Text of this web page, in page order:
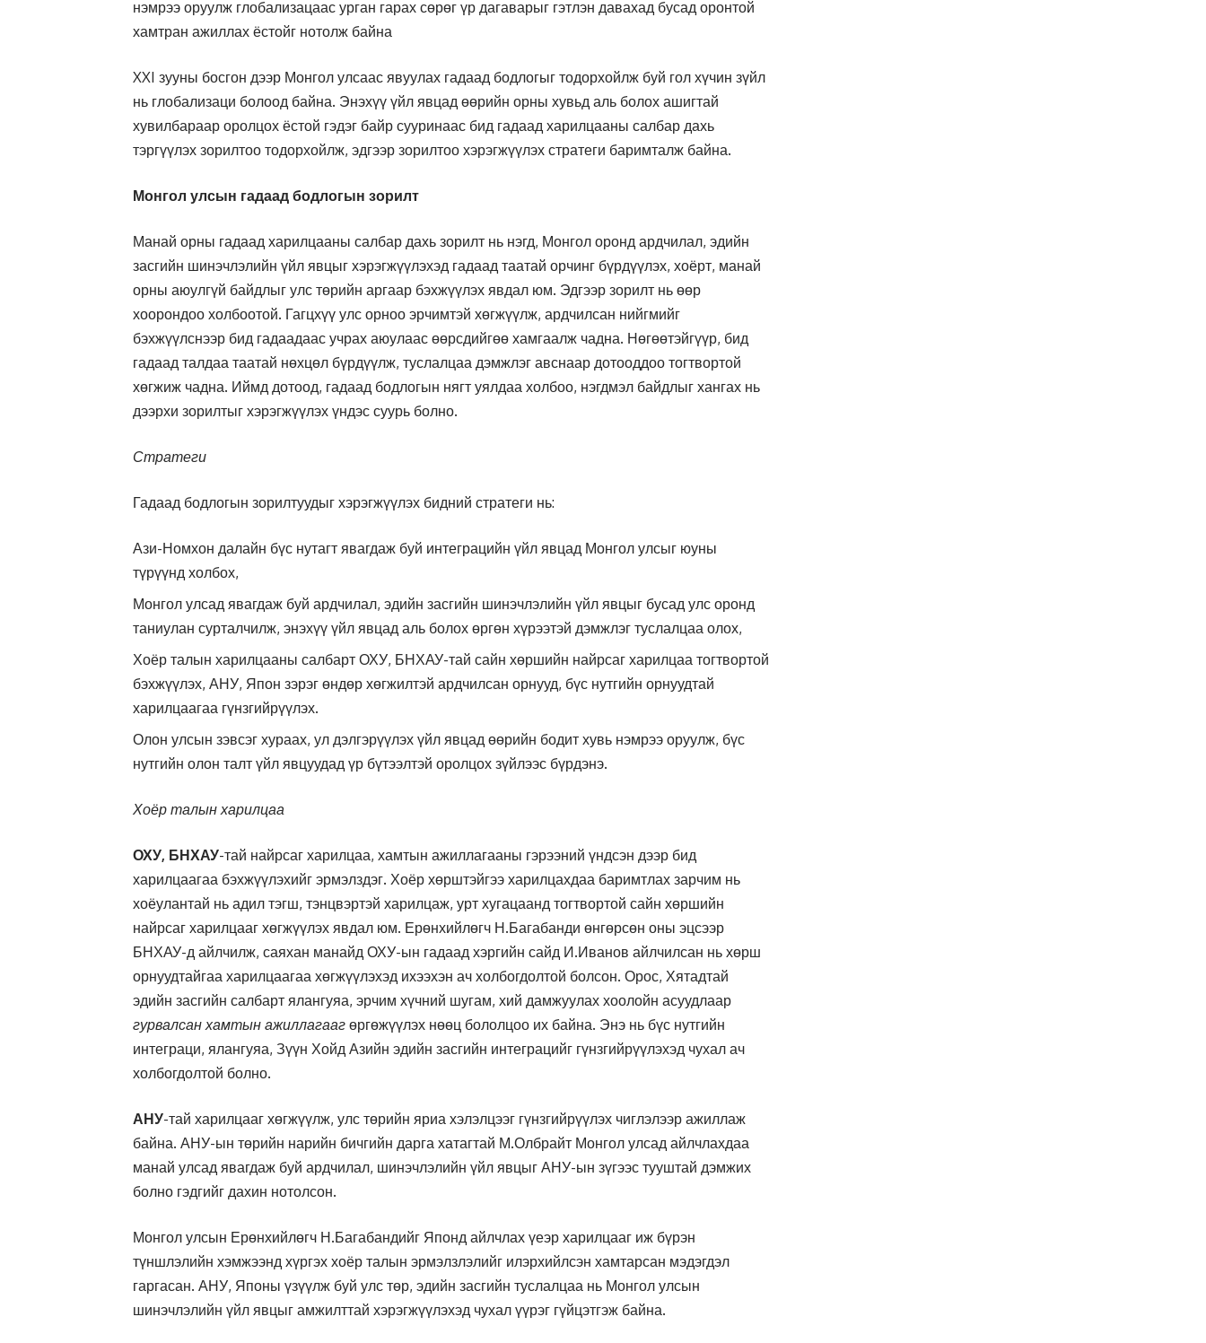
нэмрээ оруулж глобализацаас урган гарах сөрөг үр дагаварыг гэтлэн давахад бусад оронтой
хамтран ажиллах ёстойг нотолж байна
XXI зууны босгон дээр Монгол улсаас явуулах гадаад бодлогыг тодорхойлж буй гол хүчин зүйл
нь глобализаци болоод байна. Энэхүү үйл явцад өөрийн орны хувьд аль болох ашигтай
хувилбараар оролцох ёстой гэдэг байр сууринаас бид гадаад харилцааны салбар дахь
тэргүүлэх зорилтоо тодорхойлж, эдгээр зорилтоо хэрэгжүүлэх стратеги баримталж байна.
Монгол улсын гадаад бодлогын зорилт
Манай орны гадаад харилцааны салбар дахь зорилт нь нэгд, Монгол оронд ардчилал, эдийн
засгийн шинэчлэлийн үйл явцыг хэрэгжүүлэхэд гадаад таатай орчинг бүрдүүлэх, хоёрт, манай
орны аюулгүй байдлыг улс төрийн аргаар бэхжүүлэх явдал юм. Эдгээр зорилт нь өөр
хоорондоо холбоотой. Гагцхүү улс орноо эрчимтэй хөгжүүлж, ардчилсан нийгмийг
бэхжүүлснээр бид гадаадаас учрах аюулаас өөрсдийгөө хамгаалж чадна. Нөгөөтэйгүүр, бид
гадаад талдаа таатай нөхцөл бүрдүүлж, туслалцаа дэмжлэг авснаар дотооддоо тогтвортой
хөгжиж чадна. Иймд дотоод, гадаад бодлогын нягт уялдаа холбоо, нэгдмэл байдлыг хангах нь
дээрхи зорилтыг хэрэгжүүлэх үндэс суурь болно.
Стратеги
Гадаад бодлогын зорилтуудыг хэрэгжүүлэх бидний стратеги нь:
Ази-Номхон далайн бүс нутагт явагдаж буй интеграцийн үйл явцад Монгол улсыг юуны
түрүүнд холбох,
Монгол улсад явагдаж буй ардчилал, эдийн засгийн шинэчлэлийн үйл явцыг бусад улс оронд
таниулан сурталчилж, энэхүү үйл явцад аль болох өргөн хүрээтэй дэмжлэг туслалцаа олох,
Хоёр талын харилцааны салбарт ОХУ, БНХАУ-тай сайн хөршийн найрсаг харилцаа тогтвортой
бэхжүүлэх, АНУ, Япон зэрэг өндөр хөгжилтэй ардчилсан орнууд, бүс нутгийн орнуудтай
харилцаагаа гүнзгийрүүлэх.
Олон улсын зэвсэг хураах, ул дэлгэрүүлэх үйл явцад өөрийн бодит хувь нэмрээ оруулж, бүс
нутгийн олон талт үйл явцуудад үр бүтээлтэй оролцох зүйлээс бүрдэнэ.
Хоёр талын харилцаа
ОХУ, БНХАУ-тай найрсаг харилцаа, хамтын ажиллагааны гэрээний үндсэн дээр бид
харилцаагаа бэхжүүлэхийг эрмэлздэг. Хоёр хөрштэйгээ харилцахдаа баримтлах зарчим нь
хоёулантай нь адил тэгш, тэнцвэртэй харилцаж, урт хугацаанд тогтвортой сайн хөршийн
найрсаг харилцааг хөгжүүлэх явдал юм. Ерөнхийлөгч Н.Багабанди өнгөрсөн оны эцсээр
БНХАУ-д айлчилж, саяхан манайд ОХУ-ын гадаад хэргийн сайд И.Иванов айлчилсан нь хөрш
орнуудтайгаа харилцаагаа хөгжүүлэхэд ихээхэн ач холбогдолтой болсон. Орос, Хятадтай
эдийн засгийн салбарт ялангуяа, эрчим хүчний шугам, хий дамжуулах хоолойн асуудлаар
гурвалсан хамтын ажиллагааг өргөжүүлэх нөөц бололцоо их байна. Энэ нь бүс нутгийн
интеграци, ялангуяа, Зүүн Хойд Азийн эдийн засгийн интеграцийг гүнзгийрүүлэхэд чухал ач
холбогдолтой болно.
АНУ-тай харилцааг хөгжүүлж, улс төрийн яриа хэлэлцээг гүнзгийрүүлэх чиглэлээр ажиллаж
байна. АНУ-ын төрийн нарийн бичгийн дарга хатагтай М.Олбрайт Монгол улсад айлчлахдаа
манай улсад явагдаж буй ардчилал, шинэчлэлийн үйл явцыг АНУ-ын зүгээс тууштай дэмжих
болно гэдгийг дахин нотолсон.
Монгол улсын Ерөнхийлөгч Н.Багабандийг Японд айлчлах үеэр харилцааг иж бүрэн
түншлэлийн хэмжээнд хүргэх хоёр талын эрмэлзлэлийг илэрхийлсэн хамтарсан мэдэгдэл
гаргасан. АНУ, Японы үзүүлж буй улс төр, эдийн засгийн туслалцаа нь Монгол улсын
шинэчлэлийн үйл явцыг амжилттай хэрэгжүүлэхэд чухал үүрэг гүйцэтгэж байна.